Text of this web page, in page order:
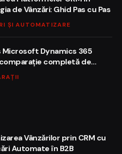
de Vânzări: Ghid Pas cu Pas
ȘI AUTOMATIZARE
Microsoft Dynamics 365
completă de
preț și integrare
Vânzărilor prin CRM cu
Automate în B2B